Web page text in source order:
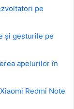
pe
și gesturile pe
apelurilor în
Redmi Note